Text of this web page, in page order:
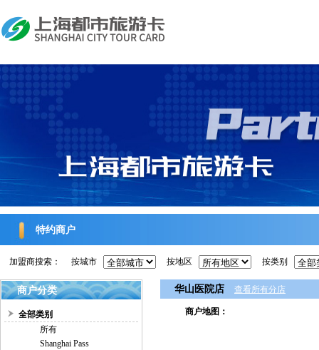
特约商户
加盟商搜索： 按城市 按地区 按类别
商户分类
全部类别
所有
Shanghai Pass
华山医院店 查看所有分店
商户地图：